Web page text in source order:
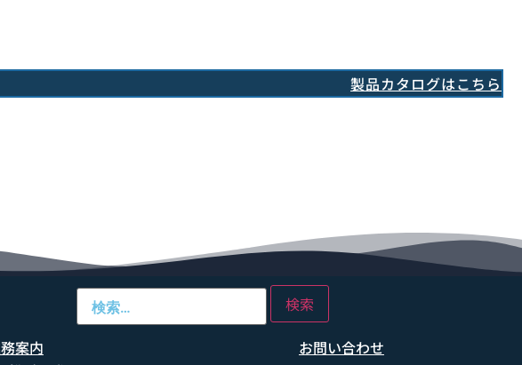
製品カタログはこちら
案内
お問い合わせ